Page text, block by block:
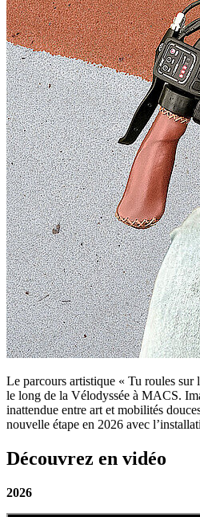
Le parcours artistique « Tu roules sur
le long de la Vélodyssée à MACS.
inattendue entre art et mobilités
nouvelle étape en 2026 avec
Découvrez en vidéo
2026